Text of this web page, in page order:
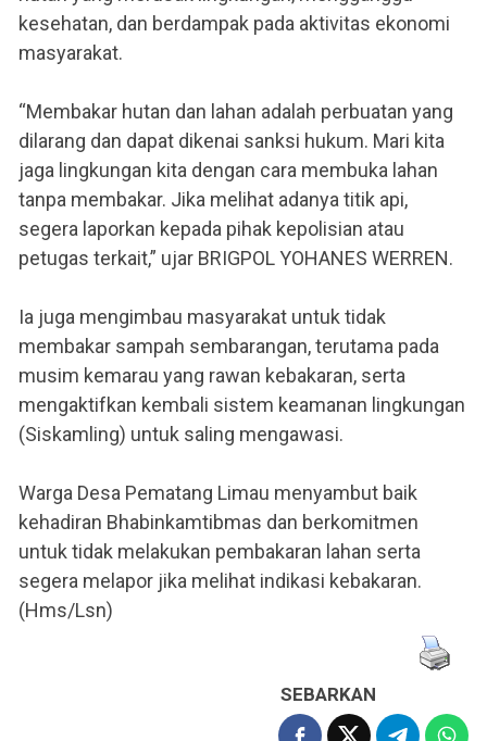
kesehatan, dan berdampak pada aktivitas ekonomi
masyarakat.
“Membakar hutan dan lahan adalah perbuatan yang
dilarang dan dapat dikenai sanksi hukum. Mari kita
jaga lingkungan kita dengan cara membuka lahan
tanpa membakar. Jika melihat adanya titik api,
segera laporkan kepada pihak kepolisian atau
petugas terkait,” ujar BRIGPOL YOHANES WERREN.
Ia juga mengimbau masyarakat untuk tidak
membakar sampah sembarangan, terutama pada
musim kemarau yang rawan kebakaran, serta
mengaktifkan kembali sistem keamanan lingkungan
(Siskamling) untuk saling mengawasi.
Warga Desa Pematang Limau menyambut baik
kehadiran Bhabinkamtibmas dan berkomitmen
untuk tidak melakukan pembakaran lahan serta
segera melapor jika melihat indikasi kebakaran.
(Hms/Lsn)
SEBARKAN